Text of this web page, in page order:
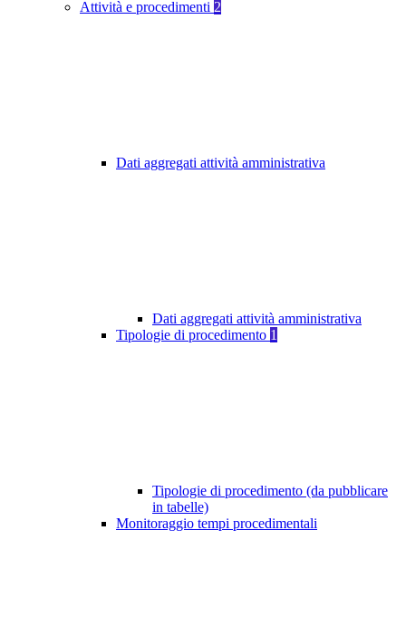
Attività e procedimenti 2
Dati aggregati attività amministrativa
Dati aggregati attività amministrativa
Tipologie di procedimento 1
Tipologie di procedimento (da pubblicare
in tabelle)
Monitoraggio tempi procedimentali